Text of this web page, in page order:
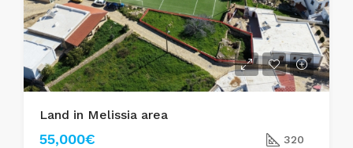
Land in Melissia area
55,000€ 320